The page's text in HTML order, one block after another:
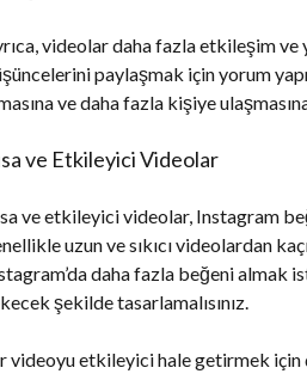
videolar daha fazla etkileşim ve
paylaşmak için yorum
ve daha fazla kişiye
ve Etkileyici Videolar
ve etkileyici videolar, Instagram
uzun ve sıkıcı videolardan
daha fazla beğeni almak
şekilde tasarlamalısınız.
videoyu etkileyici hale getirmek